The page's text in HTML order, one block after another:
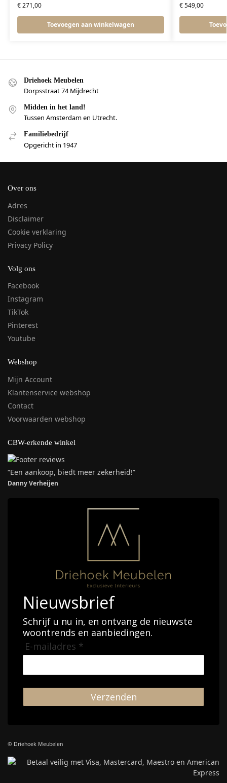
€271,00
Toevoegen aan winkelwagen
€549,00
Driehoek Meubelen
Dorpsstraat 74 Mijdrecht
Midden in het land!
Tussen Amsterdam en Utrecht.
Familiebedrijf
Opgericht in 1947
Over ons
Adres
Disclaimer
Cookie verklaring
Privacy Policy
Volg ons
Facebook
Instagram
TikTok
Pinterest
Youtube
Webshop
Mijn Account
Klantenservice webshop
Contact
Voorwaarden webshop
CBW-erkende winkel
“Een aankoop, biedt meer zekerheid!”
Danny Verheijen
Nieuwsbrief
Schrijf u nu in, en ontvang de nieuwste
woontrends en aanbiedingen.
E-mailadres *
Verzenden
© Driehoek Meubelen